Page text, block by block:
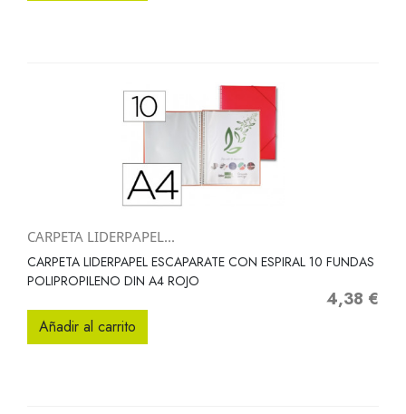
CARPETA LIDERPAPEL...
CARPETA LIDERPAPEL ESCAPARATE CON ESPIRAL 10 FUNDAS
POLIPROPILENO DIN A4 ROJO
Precio
4,38 €
Añadir al carrito